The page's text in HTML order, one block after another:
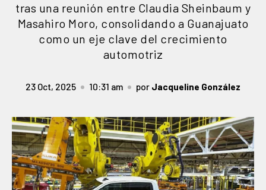
tras una reunión entre Claudia Sheinbaum y
Masahiro Moro, consolidando a Guanajuato
como un eje clave del crecimiento
automotriz
23 Oct, 2025 10:31 am por Jacqueline González